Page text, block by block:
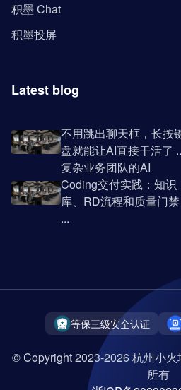
积墨 Chat
积墨投屏
Latest blog
不用跳出聊天框，长按
盘就能让AI直接干活了
复杂业务团队的AI
Coding交付实践：知识
库、RD流程和质量门禁
...
等保三级安全认证
© Copyright 2023-2026 杭州小
所有